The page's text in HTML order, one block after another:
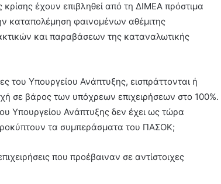
έχουν επιβληθεί από τη ΔΙΜΕΑ πρόστιμα
καταπολέμηση φαινομένων αθέμιτης
και παραβάσεων της καταναλωτικής
του Υπουργείου Ανάπτυξης, εισπράττονται ή
σε βάρος των υπόχρεων επιχειρήσεων στο 100%.
Υπουργείου Ανάπτυξης δεν έχει ως τώρα
τα συμπεράσματα του ΠΑΣΟΚ;
που προέβαιναν σε αντίστοιχες